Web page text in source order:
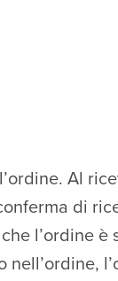
Al
di
l’ordine